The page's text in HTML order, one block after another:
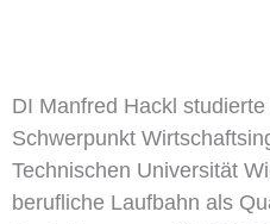
DI Manfred Hackl
Schwerpunkt
Technischen Universität
berufliche Laufbahn als